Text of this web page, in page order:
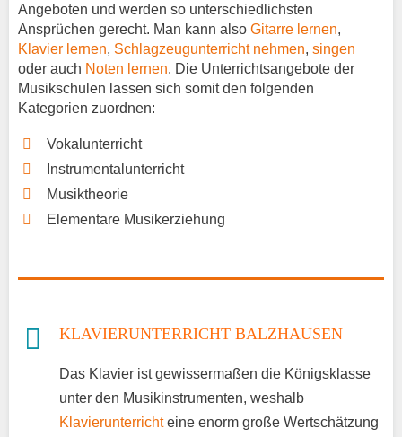
Angeboten und werden so unterschiedlichsten
Ansprüchen gerecht. Man kann also Gitarre lernen,
Klavier lernen, Schlagzeugunterricht nehmen, singen
oder auch Noten lernen. Die Unterrichtsangebote der
Musikschulen lassen sich somit den folgenden
Kategorien zuordnen:
Vokalunterricht
Instrumentalunterricht
Musiktheorie
Elementare Musikerziehung
KLAVIERUNTERRICHT BALZHAUSEN
Das Klavier ist gewissermaßen die Königsklasse
unter den Musikinstrumenten, weshalb
Klavierunterrichteine enorm große Wertschätzung